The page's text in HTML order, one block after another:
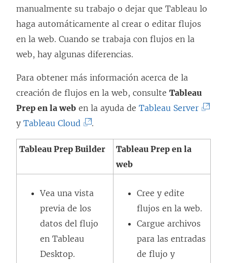
manualmente su trabajo o dejar que Tableau lo
haga automáticamente al crear o editar flujos
en la web. Cuando se trabaja con flujos en la
web, hay algunas diferencias.
Para obtener más información acerca de la
creación de flujos en la web, consulte Tableau
Prep en la web en la ayuda de Tableau Server(
l
c
e
s
y Tableau Cloud
E
l
l
a
c
e
.
Tableau Prep Builder
Tableau Prep en la
web
Vea una vista
previa de los
datos del flujo
en Tableau
Desktop.
Cree y edite
flujos en la web.
Cargue archivos
para las entradas
de flujo y